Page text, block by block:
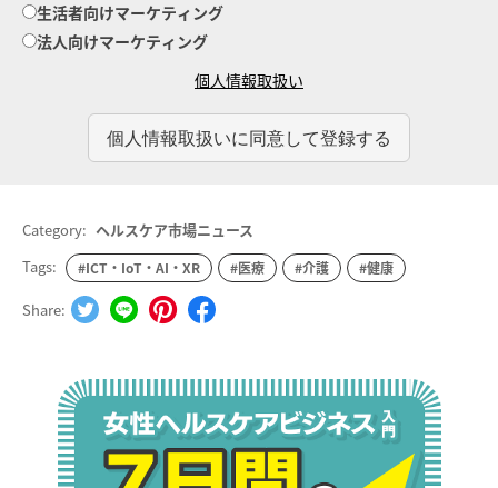
生活者向けマーケティング
法人向けマーケティング
個人情報取扱い
Category: ヘルスケア市場ニュース
Tags:
#ICT・IoT・AI・XR #医療 #介護 #健康
Share: